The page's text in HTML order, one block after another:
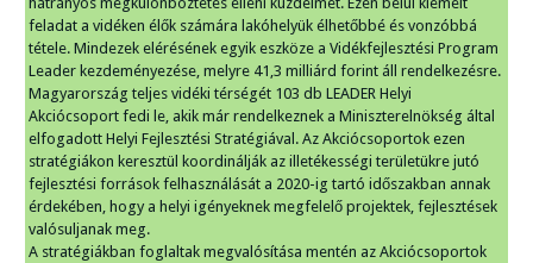
feladat a vidéken élők számára lakóhelyük élhetőbbé és vonzóbbá
tétele. Mindezek elérésének egyik eszköze a Vidékfejlesztési Program
Leader kezdeményezése, melyre 41,3 milliárd forint áll rendelkezésre.
Magyarország teljes vidéki térségét 103 db LEADER Helyi
Akciócsoport fedi le, akik már rendelkeznek a Miniszterelnökség által
elfogadott Helyi Fejlesztési Stratégiával. Az Akciócsoportok ezen
stratégiákon keresztül koordinálják az illetékességi területükre jutó
fejlesztési források felhasználását a 2020-ig tartó időszakban annak
érdekében, hogy a helyi igényeknek megfelelő projektek, fejlesztések
valósuljanak meg.
A stratégiákban foglaltak megvalósítása mentén az Akciócsoportok